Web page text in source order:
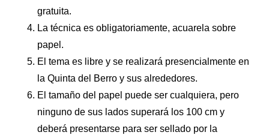
gratuita.
La técnica es obligatoriamente, acuarela sobre
papel.
El tema es libre y se realizará presencialmente en
la Quinta del Berro y sus alrededores.
El tamaño del papel puede ser cualquiera, pero
ninguno de sus lados superará los 100 cm y
deberá presentarse para ser sellado por la